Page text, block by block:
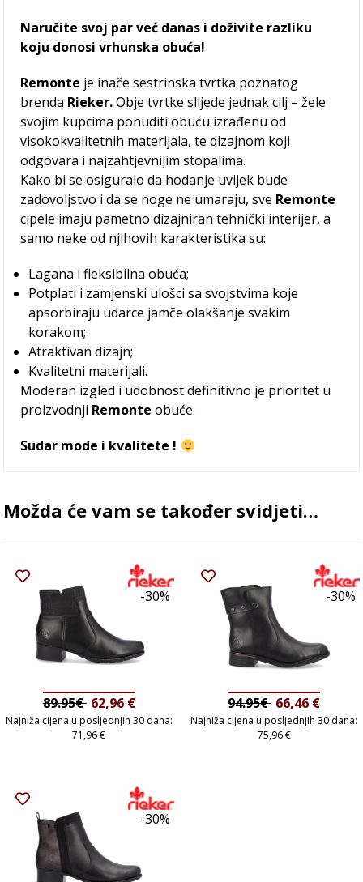
Naručite svoj par već danas i doživite razliku
koju donosi vrhunska obuća!
Remonte je inače sestrinska tvrtka poznatog
brenda Rieker.Obje tvrtke slijede jednak cilj – žele
svojim kupcima ponuditi obuću izrađenu od
visokokvalitetnih materijala, te dizajnom koji
odgovara i najzahtjevnijim stopalima.
Kako bi se osiguralo da hodanje uvijek bude
zadovoljstvo i da se noge ne umaraju, sve Remonte
cipele imaju pametno dizajniran tehnički interijer, a
samo neke od njihovih karakteristika su:
Lagana i fleksibilna obuća;
Potplati i zamjenski ulošci sa svojstvima koje
apsorbiraju udarce jamče olakšanje svakim
korakom;
Atraktivan dizajn;
Kvalitetni materijali.
Moderan izgled i udobnost definitivno je prioritet u
proizvodnji Remonte obuće.
Sudar mode i kvalitete !
Možda će vam se također svidjeti…
-30%
89.95€ 62,96 €
Najniža cijena u posljednjih 30 dana:
71,96€
-30%
94.95€ 66,46 €
Najniža cijena u posljednjih 30 dana:
75,96€
-30%